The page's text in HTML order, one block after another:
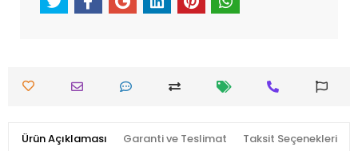
Ürün Açıklaması Garanti ve Teslimat Taksit Seçenekleri